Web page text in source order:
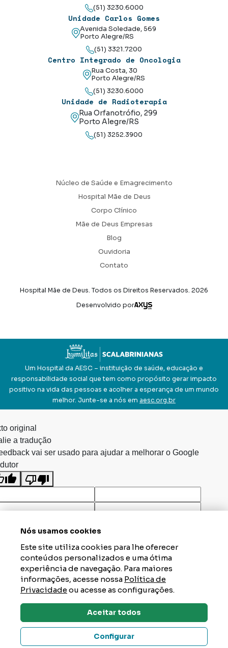
(51) 3230.6000
Unidade Carlos Gomes
Avenida Soledade, 569
Porto Alegre/RS
(51) 3321.7200
Centro Integrado de Oncologia
Rua Costa, 30
Porto Alegre/RS
(51) 3230.6000
Unidade de Radioterapia
Rua Orfanotrófio, 299
Porto Alegre/RS
(51) 3252.3900
Núcleo de Saúde e Emagrecimento
Hospital Mãe de Deus
Corpo Clínico
Mãe de Deus Empresas
Blog
Ouvidoria
Contato
Hospital Mãe de Deus. Todos os Direitos Reservados. 2026
Desenvolvido por
Axysweb
Um Hospital da AESC – instituição de saúde, educação e
responsabilidade social que tem como propósito gerar impacto
positivo na vida das pessoas e acolher a esperança de um mundo
melhor. Junte-se a nós em aesc.org.br
Dúvidas? Tire Aqui
Nós usamos cookies
Este site utiliza cookies para lhe oferecer
conteúdos personalizados e uma ótima
experiência de navegação. Para maiores
informações, acesse nossa Política de
Privacidadeou acesse as configurações.
Aceitar todos
Configurar
original
a tradução
vai ser usado para ajudar a melhorar o Google